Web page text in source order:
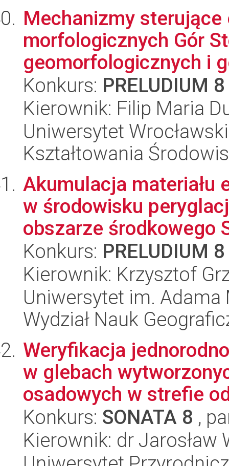
Mechanizmy
morfologicznych Gór
geomorfologicznych i
Konkurs: PRELUDIUM 8
Kierownik: Filip Maria
Uniwersytet
Kształtowania
Akumulacja materiału
w środowisku
obszarze środkowego
Konkurs: PRELUDIUM 8
Kierownik: Krzysztof
Uniwersytet im.
Wydział Nauk
Weryfikacja
w glebach
osadowych w strefie
Konkurs: SONATA 8 ,
Kierownik: dr Jarosław